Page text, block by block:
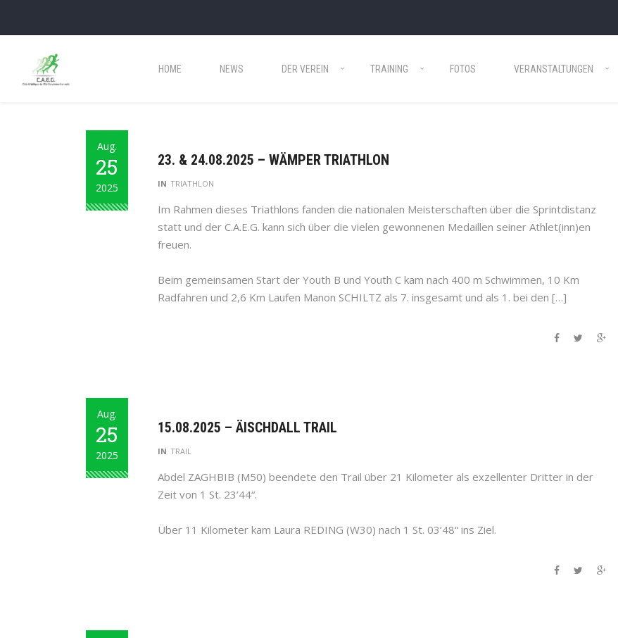
HOME NEWS DER VEREIN TRAINING FOTOS VERANSTALTUNGEN
Aug.
25
2025
23. & 24.08.2025 – WÄMPER TRIATHLON
IN TRIATHLON
Im Rahmen dieses Triathlons fanden die nationalen Meisterschaften über die Sprintdistanz
statt und der C.A.E.G. kann sich über die vielen gewonnenen Medaillen seiner Athlet(inn)en
freuen.
Beim gemeinsamen Start der Youth B und Youth C kam nach 400 m Schwimmen, 10 Km
Radfahren und 2,6 Km Laufen Manon SCHILTZ als 7. insgesamt und als 1. bei den […]
Aug.
25
2025
15.08.2025 – ÄISCHDALL TRAIL
IN TRAIL
Abdel ZAGHBIB (M50) beendete den Trail über 21 Kilometer als exzellenter Dritter in der
Zeit von 1 St. 23’44“.
Über 11 Kilometer kam Laura REDING (W30) nach 1 St. 03’48“ ins Ziel.